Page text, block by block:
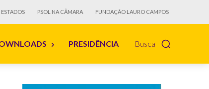
ESTADOS PSOL NA CÂMARA FUNDAÇÃO LAURO CAMPOS
Busca
PRESIDÊNCIA